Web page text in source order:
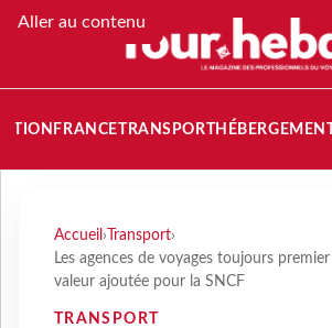
Aller au contenu
FRANCETRANSPORT
Accueil › Transport›
Les agences de voyages toujours
valeur ajoutée pour la SNCF
TRANSPORT